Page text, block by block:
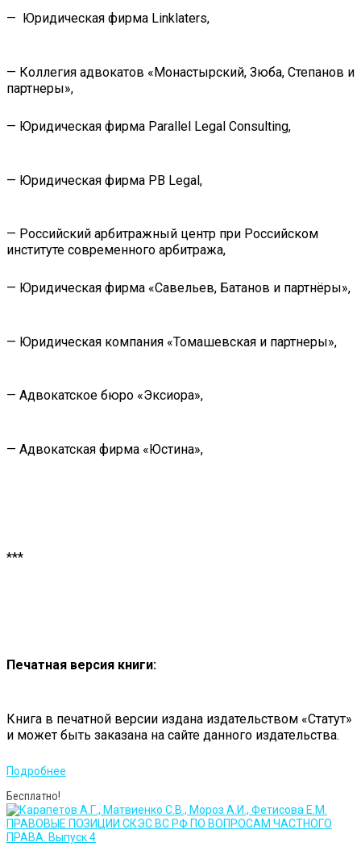
— Юридическая фирма Linklaters,
— Коллегия адвокатов «Монастырский, Зюба, Степанов и
партнеры»,
— Юридическая фирма Parallel Legal Consulting,
— Юридическая фирма PB Legal,
— Российский арбитражный центр при Российском
институте современного арбитража,
— Юридическая фирма «Савельев, Батанов и партнёры»,
— Юридическая компания «Томашевская и партнеры»,
— Адвокатское бюро «Эксиора»,
— Адвокатская фирма «Юстина»,
***
Печатная версия книги:
Книга в печатной версии издана издательством «Статут»
и может быть заказана на сайте данного издательства.
Подробнее
Бесплатно!